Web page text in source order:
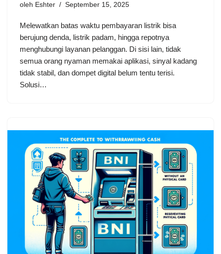
oleh Eshter September 15, 2025
Melewatkan batas waktu pembayaran listrik bisa
berujung denda, listrik padam, hingga repotnya
menghubungi layanan pelanggan. Di sisi lain, tidak
semua orang nyaman memakai aplikasi, sinyal kadang
tidak stabil, dan dompet digital belum tentu terisi.
Solusi…